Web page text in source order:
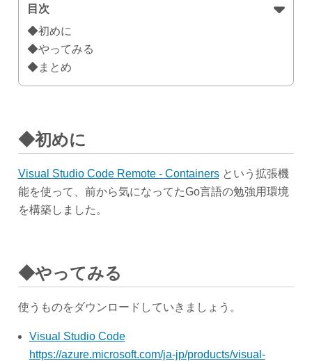
目次
◆初めに
◆やってみる
◆まとめ
◆初めに
Visual Studio Code Remote - Containersという拡張機
能を使って、前から気になってたGo言語の勉強用環境
を構築しました。
◆やってみる
使うものをダウンロードしていきましょう。
Visual Studio Code
https://azure.microsoft.com/ja-jp/products/visual-